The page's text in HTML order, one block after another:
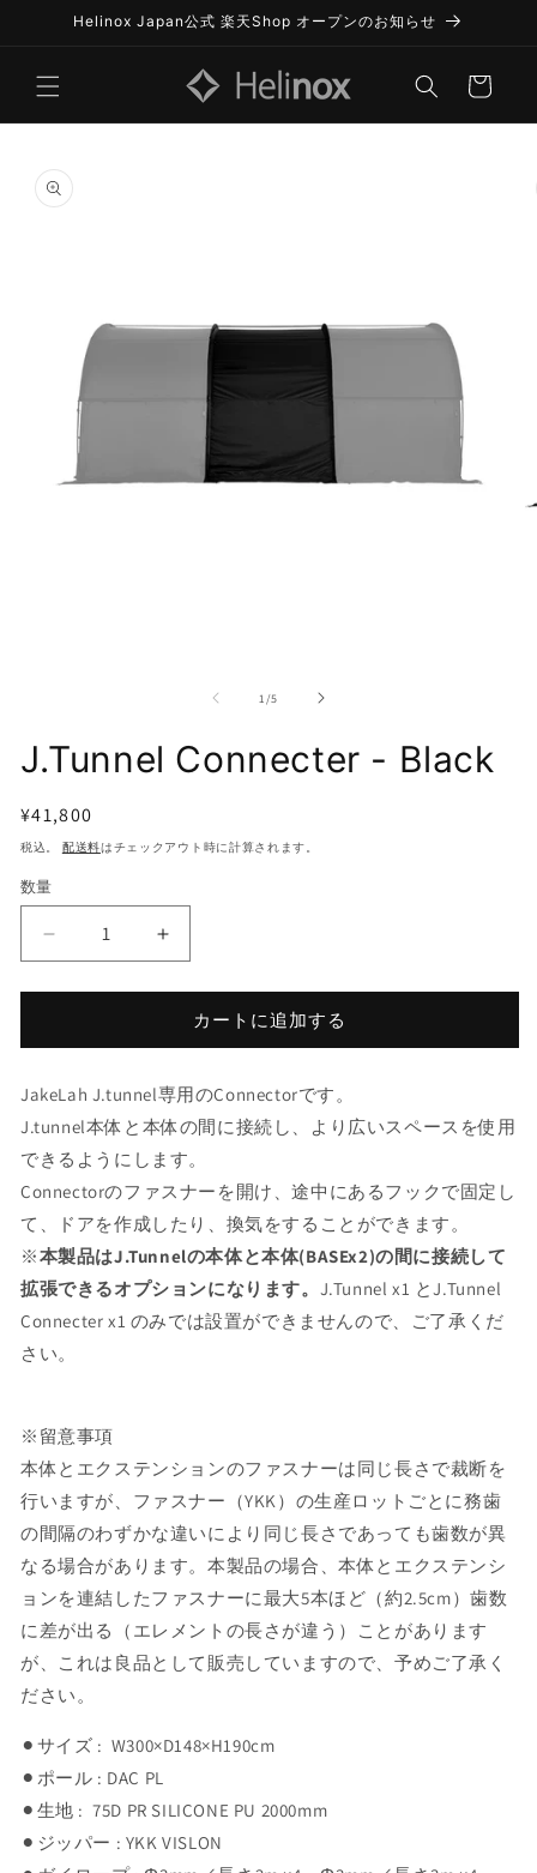
ンツにHelinox Japan公式 楽天Shop オープンのお知らせ
ー
報にス
キップ
で
メ
ィ
(1)
を
開
1 /の
5
J.Tunnel Connecter - Black
通
常
格
¥41,800
税込。 配送料はチェックアウト時に計算されます。
数量
J.Tunnel
Connecter
-
の
量
を
減
ら
す
J.Tunnel
Connecter
-
Black
の
量
を
増
や
す
カートに追加する
JakeLah J.tunnel専用のConnectorです。
J.tunnel本体と本体の間に接続し、より広いスペースを使用
できるようにします。
Connectorのファスナーを開け、途中にあるフックで固定し
て、ドアを作成したり、換気をすることができます。
※本製品はJ.Tunnelの本体と本体(BASEx2)の間に接続して
拡張できるオプションになります。 J.Tunnelx1 とJ.Tunnel
Connecter x1 のみでは設置ができませんので、ご了承くだ
さい。
※留意事項
本体とエクステンションのファスナーは同じ長さで裁断を
行いますが、ファスナー（YKK）の生産ロットごとに務歯
の間隔のわずかな違いにより同じ長さであっても歯数が異
なる場合があります。本製品の場合、本体とエクステンシ
ョンを連結したファスナーに最大5本ほど（約2.5cm）歯数
に差が出る（エレメントの長さが違う）ことがあります
が、これは良品として販売していますので、予めご了承く
ださい。
⚫︎サイズ : W300×D148×H190cm
⚫︎ポール : DAC PL
⚫︎生地 : 75D PR SILICONE PU 2000mm
⚫︎ジッパー : YKK VISLON